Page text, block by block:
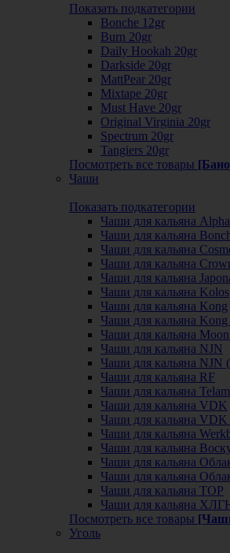
Показать подкатегории
Bonche 12gr
Burn 20gr
Daily Hookah 20gr
Darkside 20gr
MattPear 20gr
Mixtape 20gr
Must Have 20gr
Original Virginia 20gr
Spectrum 20gr
Tangiers 20gr
Посмотреть все товары
Чаши
Показать подкатегории
Чаши для кальяна
Чаши для кальяна
Чаши для кальяна
Чаши для кальяна
Чаши для кальяна
Чаши для кальяна Kolos
Чаши для кальяна Kong
Чаши для кальяна
Чаши для кальяна
Чаши для кальяна NJN
Чаши для кальяна NJN
Чаши для кальяна RF
Чаши для кальяна
Чаши для кальяна VDK
Чаши для кальяна
Чаши для кальяна
Чаши для кальяна
Чаши для кальяна
Чаши для кальяна
Чаши для кальяна ТОР
Чаши для кальяна
Посмотреть все товары
Уголь